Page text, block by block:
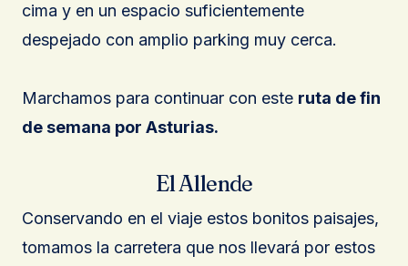
cima y en un espacio suficientemente
despejado con amplio parking muy cerca.
Marchamos para continuar con este ruta de fin
de semana por Asturias.
El Allende
Conservando en el viaje estos bonitos paisajes,
tomamos la carretera que nos llevará por estos